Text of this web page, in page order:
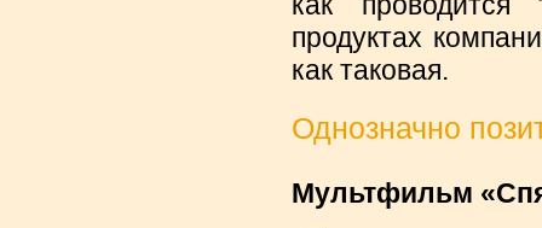
продуктах
как таковая.
Однозначно
Мультфильм